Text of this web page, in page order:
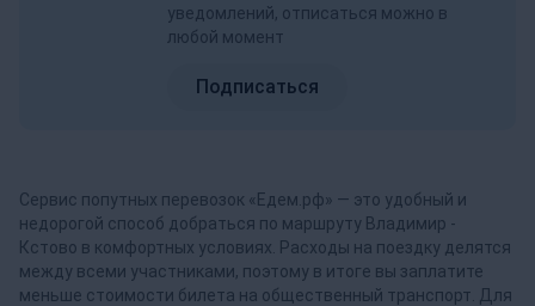
уведомлений, отписаться можно в
любой момент
Подписаться
Сервис попутных перевозок «Едем.рф» — это удобный и
недорогой способ добраться по маршруту Владимир -
Кстово в комфортных условиях. Расходы на поездку делятся
между всеми участниками, поэтому в итоге вы заплатите
меньше стоимости билета на общественный транспорт. Для